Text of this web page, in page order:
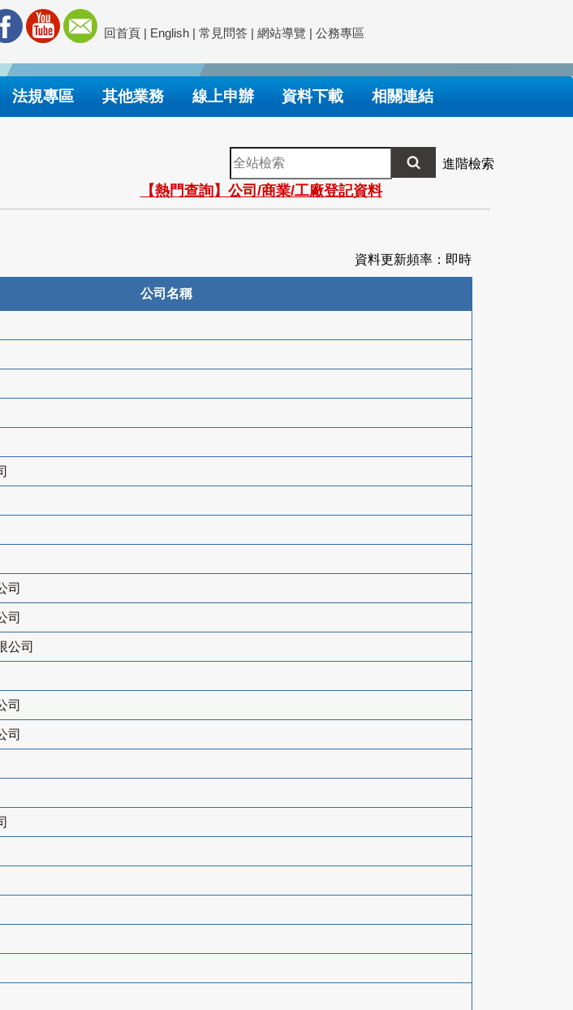
回首頁 | English | 常見問答 | 網站導覽 | 公務專區
法規專區 其他業務 線上申辦 資料下載 相關連結
全
站
檢
索
進階檢索
【熱門查詢】公司/商業/工廠登記資料
資料更新頻率：即時
公司名稱
司
司
公司
司
司